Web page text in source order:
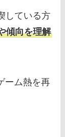
している方
傾向を理解
ーム熱を再